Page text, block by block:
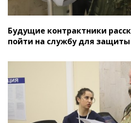
Будущие контрактники
пойти на службу для